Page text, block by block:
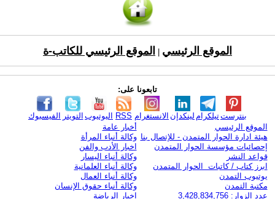
الموقع الرئيسي الموقع الرئيسي للكاتب-ة
تابعونا على:
الفيسبوك التويتر اليوتيوب RSS الانستغرام لينكدإن تيلكرامبنترست
الموقع الرئيسي
هيئة ادارة الحوار المتمدن - للإتصال بنا
إحصائيات مؤسسة الحوار المتمدن
قواعد النشر
ابرز كتاب / كاتبات الحوار المتمدن
يوتيوب التمدن
مكتبة التمدن
عدد الزوار: 3,428,834,756
أخبار عامة
وكالة أنباء المرأة
اخبار الأدب والفن
وكالة أنباء اليسار
وكالة أنباء العلمانية
وكالة أنباء العمال
وكالة أنباء حقوق الإنسان
اخبار الرياضة